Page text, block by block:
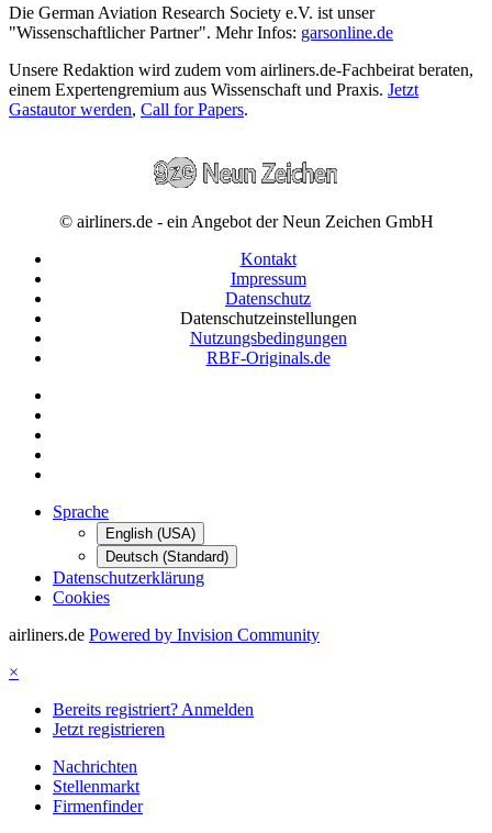
Die German Aviation Research Society e.V. ist unser
"Wissenschaftlicher Partner". Mehr Infos: garsonline.de
Unsere Redaktion wird zudem vom airliners.de-Fachbeirat beraten,
einem Expertengremium aus Wissenschaft und Praxis. Jetzt
Gastautor werden, Call for Papers.
© airliners.de - ein Angebot der Neun Zeichen GmbH
Kontakt
Impressum
Datenschutz
Datenschutzeinstellungen
Nutzungsbedingungen
RBF-Originals.de
Sprache
English (USA)
Deutsch (Standard)
Datenschutzerklärung
Cookies
airliners.de Powered by Invision Community
×
Bereits registriert? Anmelden
Jetzt registrieren
Nachrichten
Stellenmarkt
Firmenfinder